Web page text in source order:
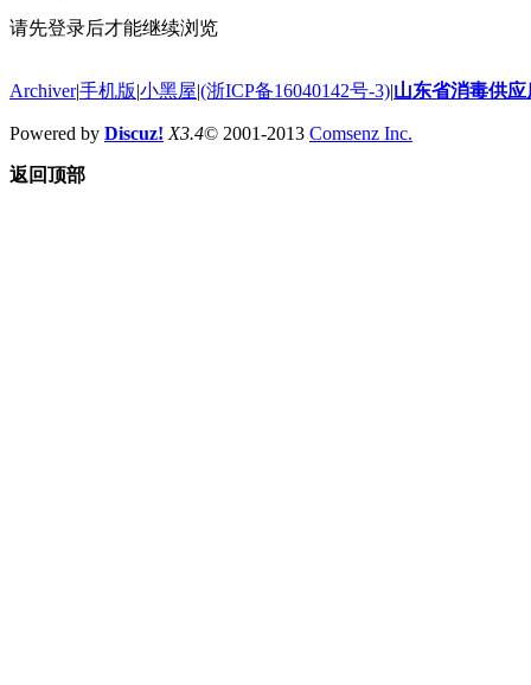
请先登录后才能继续浏览
Archiver|手机版|小黑屋|(浙ICP备16040142号-3)|山东省消毒供
Powered by Discuz! X3.4© 2001-2013 Comsenz Inc.
返回顶部